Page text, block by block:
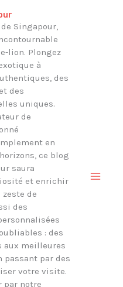
Singapour,
lion. Plongez
à
des
des
uniques.
de
en
ce blog
saura
et enrichir
zeste de
des
: des
meilleures
passant par des
votre visite.
par notre